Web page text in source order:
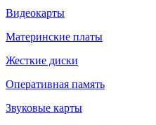
Видеокарты
Материнские платы
Жесткие диски
Оперативная память
Звуковые карты